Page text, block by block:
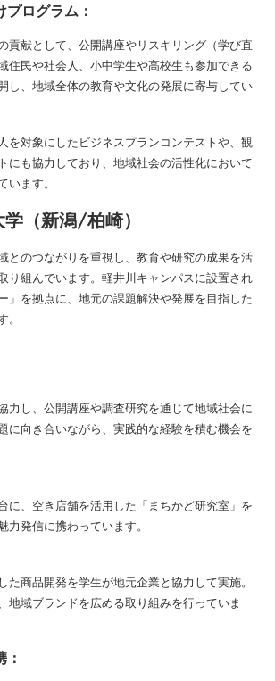
ログラム：
貢献として、公開講座やリスキリング（学び直
住民や社会人、小中学生や高校生も参加できる
し、地域全体の教育や文化の発展に寄与してい
を対象にしたビジネスプランコンテストや、観
にも協力しており、地域社会の活性化において
ます。
（新潟/柏崎）
とのつながりを重視し、教育や研究の成果を活
り組んでいます。軽井川キャンパスに設置され
」を拠点に、地元の課題解決や発展を目指した
力し、公開講座や調査研究を通じて地域社会に
に向き合いながら、実践的な経験を積む機会を
に、空き店舗を活用した「まちかど研究室」を
力発信に携わっています。
た商品開発を学生が地元企業と協力して実施。
地域ブランドを広める取り組みを行っていま